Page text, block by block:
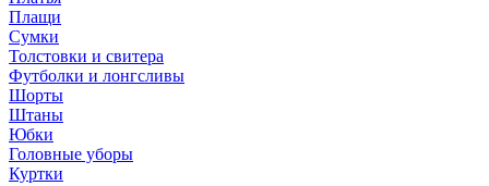
Плащи
Сумки
Толстовки и свитера
Футболки и лонгсливы
Шорты
Штаны
Юбки
Головные уборы
Куртки